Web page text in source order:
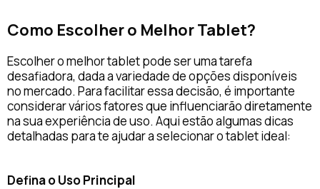
Como Escolher o Melhor Tablet?
Escolher o melhor tablet pode ser uma tarefa
desafiadora, dada a variedade de opções disponíveis
no mercado. Para facilitar essa decisão, é importante
considerar vários fatores que influenciarão diretamente
na sua experiência de uso. Aqui estão algumas dicas
detalhadas para te ajudar a selecionar o tablet ideal:
Defina o Uso Principal